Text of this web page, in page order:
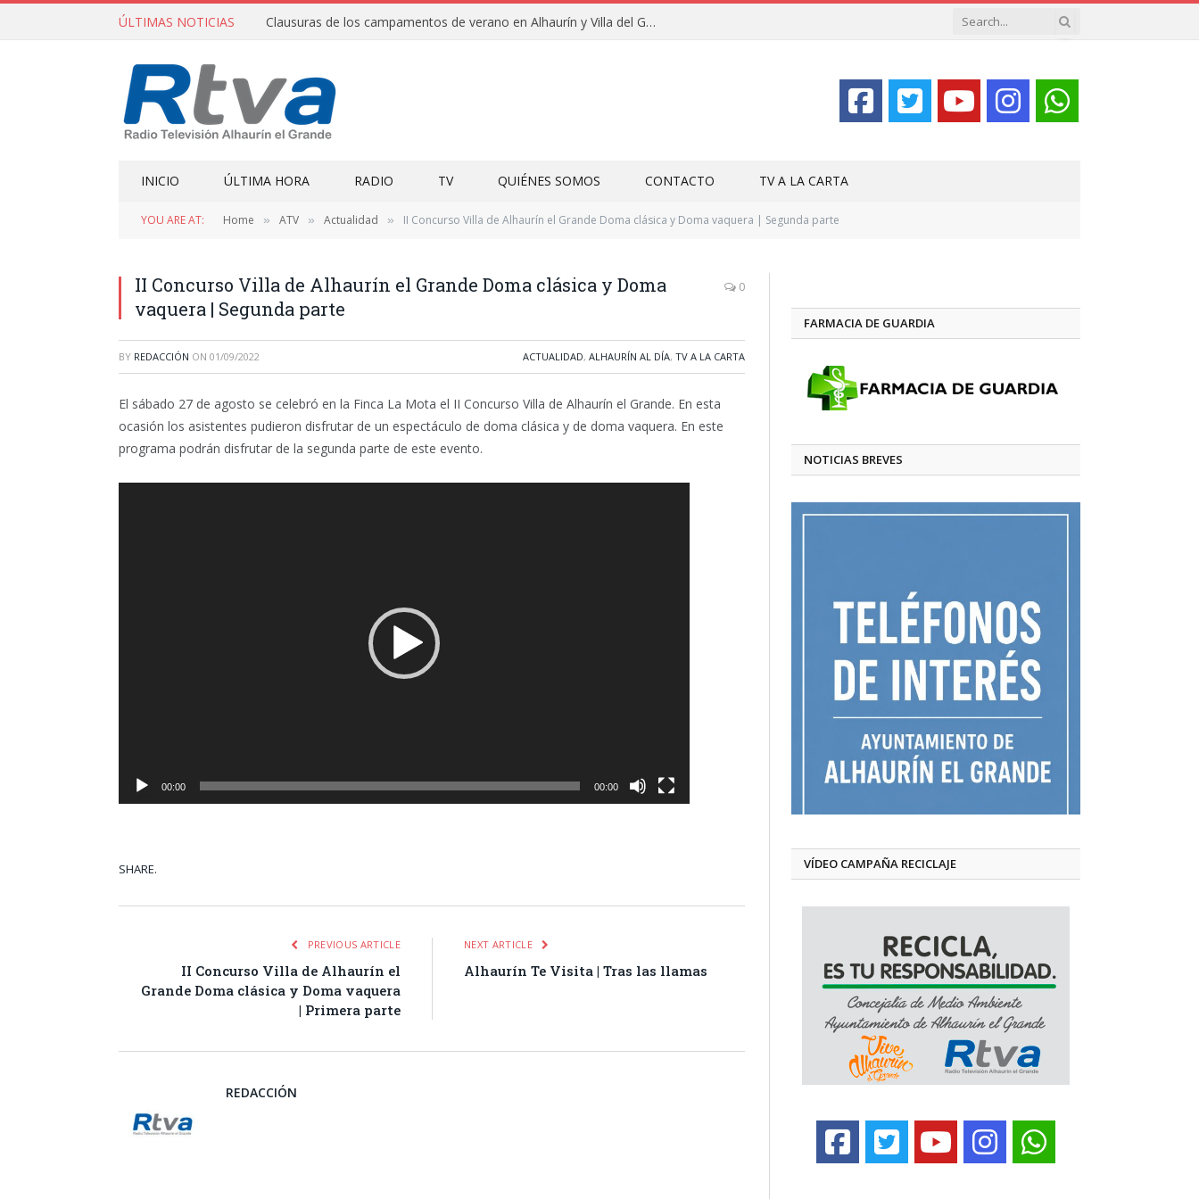
ÚLTIMAS NOTICIAS Clausuras de los campamentos de verano en Alhaurín y Villa del Guadalhorce 2026
INICIO ÚLTIMA HORA RADIO TV QUIÉNES SOMOS CONTACTO TV A LA CARTA
YOU ARE AT: Home » ATV » Actualidad » II Concurso Villa de Alhaurín el Grande Doma clásica y Doma vaquera | Segunda parte
II Concurso Villa de Alhaurín el Grande Doma clásica y Doma
vaquera | Segunda parte
0
BY REDACCIÓN ON 01/09/2022 ACTUALIDAD, ALHAURÍN AL DÍA, TV A LA CARTA
El sábado 27 de agosto se celebró en la Finca La Mota el II Concurso Villa de Alhaurín el Grande. En esta
ocasión los asistentes pudieron disfrutar de un espectáculo de doma clásica y de doma vaquera. En este
programa podrán disfrutar de la segunda parte de este evento.
00:00 00:00
SHARE.
PREVIOUS ARTICLE
II Concurso Villa de Alhaurín el
Grande Doma clásica y Doma vaquera
| Primera parte
NEXT ARTICLE
Alhaurín Te Visita | Tras las llamas
REDACCIÓN
FARMACIA DE GUARDIA
NOTICIAS BREVES
VÍDEO CAMPAÑA RECICLAJE